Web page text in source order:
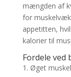
mængden af
for
appetitten,
kalorier til
Fordele ved
Øget